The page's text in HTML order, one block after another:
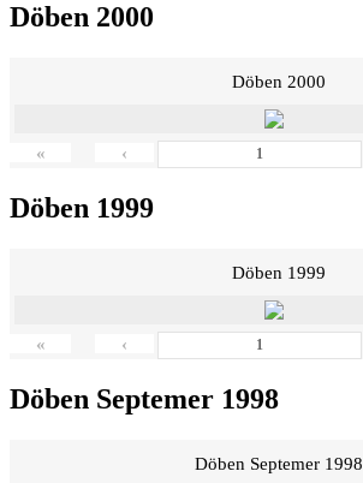
Döben 2000
Döben 2000
« ‹
Döben 1999
Döben 1999
« ‹
Döben Septemer 1998
Döben Septemer 1998